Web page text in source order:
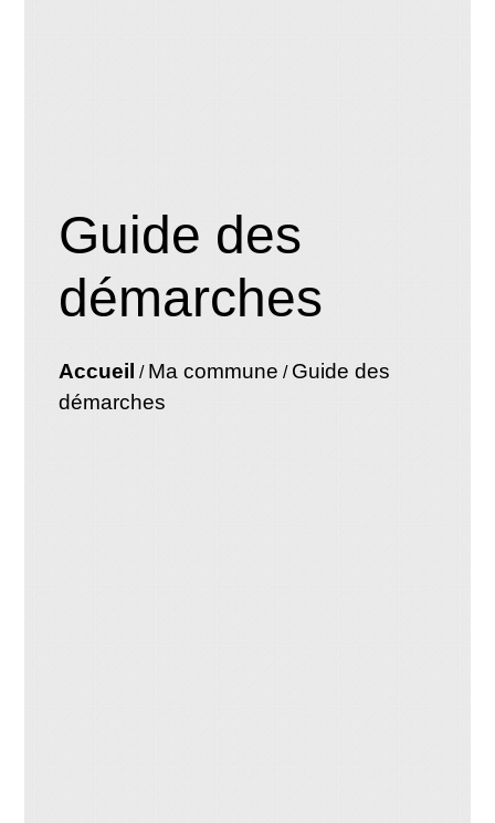
Guide des
démarches
Accueil / Ma commune / Guide des
démarches